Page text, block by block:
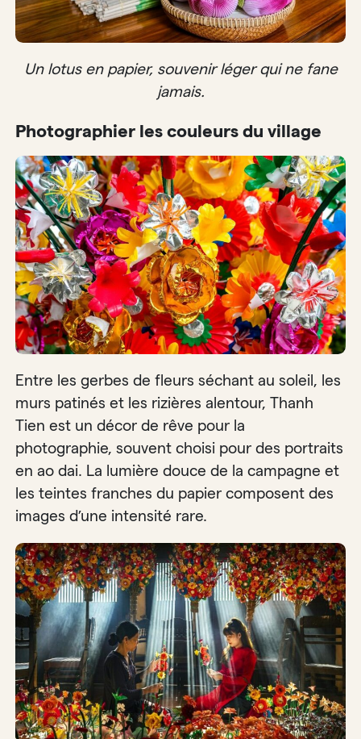
Un lotus en papier, souvenir léger qui ne fane
jamais.
Photographier les couleurs du village
Entre les gerbes de fleurs séchant au soleil, les
murs patinés et les rizières alentour, Thanh
Tien est un décor de rêve pour la
photographie, souvent choisi pour des portraits
en ao dai. La lumière douce de la campagne et
les teintes franches du papier composent des
images d’une intensité rare.